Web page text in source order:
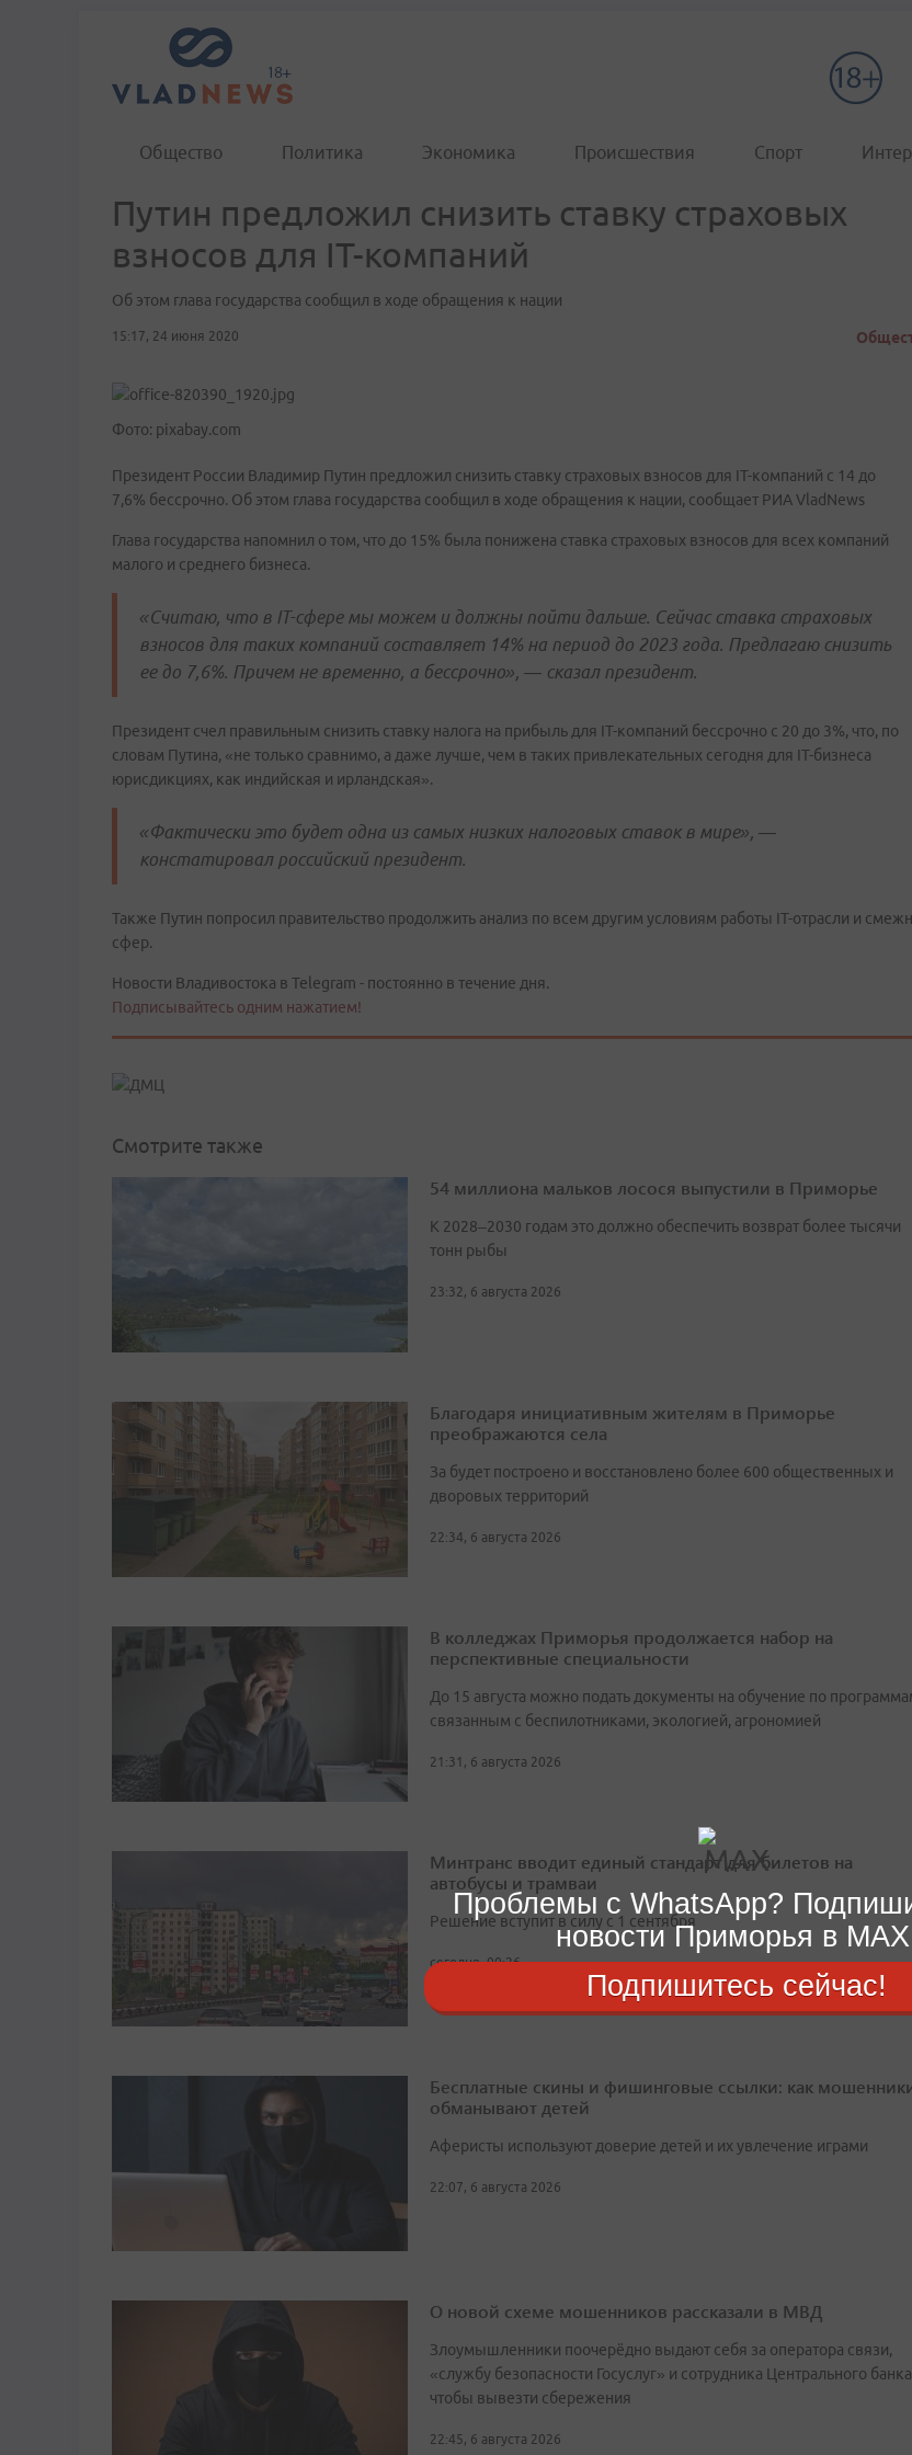
Общество Политика Экономика Происшествия Спорт
Путин предложил снизить ставку страховых
взносов для IT-компаний
Об этом глава государства сообщил в ходе обращения к нации
15:17, 24 июня 2020
Фото: pixabay.com
Президент России Владимир Путин предложил снизить ставку страховых взносов для IT-компаний с 14 до
7,6% бессрочно. Об этом глава государства сообщил в ходе обращения к нации, сообщает РИА VladNews
Глава государства напомнил о том, что до 15% была понижена ставка страховых взносов для всех компаний
малого и среднего бизнеса.
«Считаю, что в IT-сфере мы можем и должны пойти дальше. Сейчас ставка страховых
взносов для таких компаний составляет 14% на период до 2023 года. Предлагаю снизить
ее до 7,6%. Причем не временно, а бессрочно», — сказал президент.
Президент счел правильным снизить ставку налога на прибыль для IT-компаний бессрочно с 20 до 3%, что, по
словам Путина, «не только сравнимо, а даже лучше, чем в таких привлекательных сегодня для IT-бизнеса
юрисдикциях, как индийская и ирландская».
«Фактически это будет одна из самых низких налоговых ставок в мире», —
констатировал российский президент.
Также Путин попросил правительство продолжить анализ по всем другим условиям работы IT-отрасли и
сфер.
Новости Владивостока в Telegram - постоянно в течение дня.
Подписывайтесь одним нажатием!
Смотрите также
54 миллиона мальков лосося выпустили в Приморье
К 2028–2030 годам это должно обеспечить возврат более тысячи
тонн рыбы
23:32, 6 августа 2026
Благодаря инициативным жителям в Приморье
преображаются села
За будет построено и восстановлено более 600 общественных и
дворовых территорий
22:34, 6 августа 2026
В колледжах Приморья продолжается набор на
перспективные специальности
До 15 августа можно подать документы на обучение по
связанным с беспилотниками, экологией, агрономией
21:31, 6 августа 2026
Минтранс вводит единый стандарт для билетов на
автобусы и трамваи
Решение вступит в силу с 1 сентября
сегодня, 00:26
Бесплатные скины и фишинговые ссылки: как
обманывают детей
Аферисты используют доверие детей и их увлечение играми
22:07, 6 августа 2026
О новой схеме мошенников рассказали в МВД
Злоумышленники поочерёдно выдают себя за оператора связи,
«службу безопасности Госуслуг» и сотрудника Центрального
чтобы вывезти сбережения
22:45, 6 августа 2026
Проблемы с WhatsApp?
новости Приморья в
Подпишитесь сейчас!